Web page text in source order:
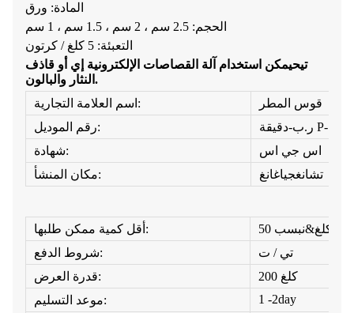
المادة: ورق
الحجم: 2.5 سم ، 2 سم ، 1.5 سم ، 1 سم
التعبئة: 5 كلغ / كرتون
تيحيمكن استخدام آلة القصاصات الإلكترونية إي أو قاذف
النثار والبالون.
اسم العلامة التجارية:
قوس المطر
رقم الموديل:
شهادة:
اس جي اس
مكان المنشأ:
تشانغجياغانغ
أقل كمية ممكن طلبها:
شروط الدفع:
تي / ت
قدرة العرض:
200 كلغ
موعد التسليم:
1 -2day